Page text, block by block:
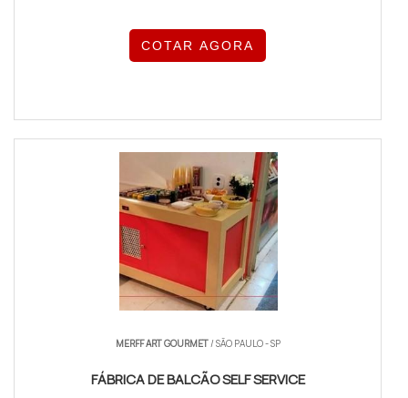
COTAR AGORA
MERFF ART GOURMET/ SÃO PAULO - SP
FÁBRICA DE BALCÃO SELF SERVICE